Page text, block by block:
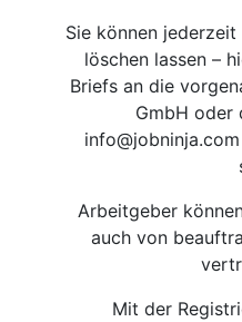
Sie können
löschen lassen –
Briefs an die
GmbH oder
info@jobninja.com
Arbeitgeber
auch von
Mit der